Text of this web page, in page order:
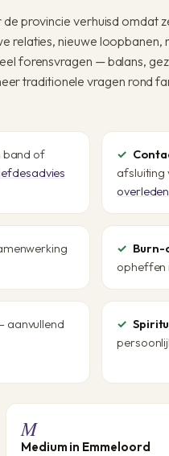
provincie verhuisd omdat
relaties, nieuwe
forensvragen — balans,
traditionele vragen rond
band of
afsluiting
Burn-
opheffen
aanvullend
M
Medium in Emmeloord